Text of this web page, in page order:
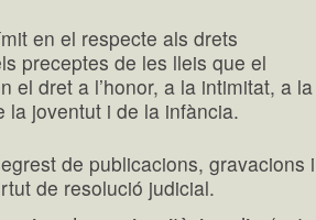
en el respecte als drets
preceptes de les lleis que el
el dret a l’honor, a la intimitat, a la
la joventut i de la infància.
de publicacions, gravacions i
de resolució judicial.